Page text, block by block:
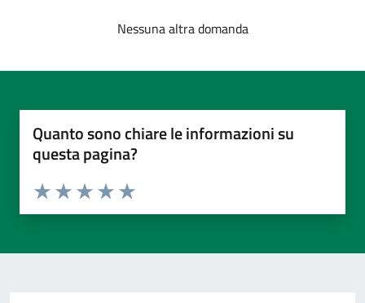
Nessuna altra domanda
Quanto sono chiare le informazioni su
questa pagina?
Valuta da 1 a 5 stelle la pagina
Valuta 5 stelle su 5
Valuta 4 stelle su 5
Valuta 3 stelle su 5
Valuta 2 stelle su 5
Valuta 1 stelle su 5